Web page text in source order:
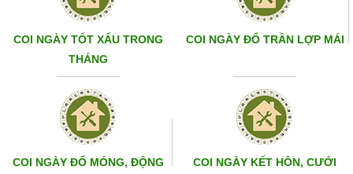
COI NGÀY TỐT XẤU TRONG
THÁNG
COI NGÀY ĐỔ TRẦN LỢP MÁI
COI NGÀY ĐỔ MÓNG, ĐỘNG
COI NGÀY KẾT HÔN, CƯỚI